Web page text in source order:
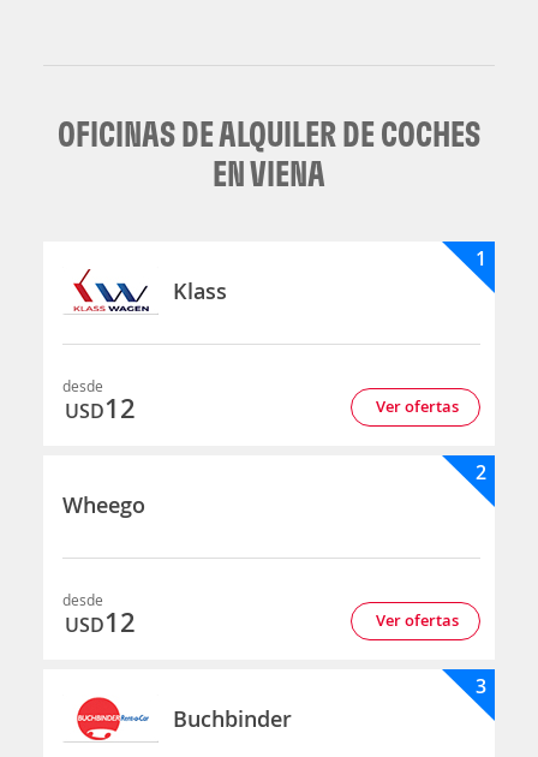
OFICINAS DE ALQUILER DE COCHES
EN VIENA
Klass
1
desde
USD12 Ver ofertas
Wheego
2
desde
USD12 Ver ofertas
Buchbinder
3